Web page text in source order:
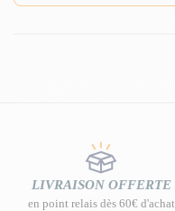
LIVRAISON OFFERTE
en point relais dès 60€ d'achat